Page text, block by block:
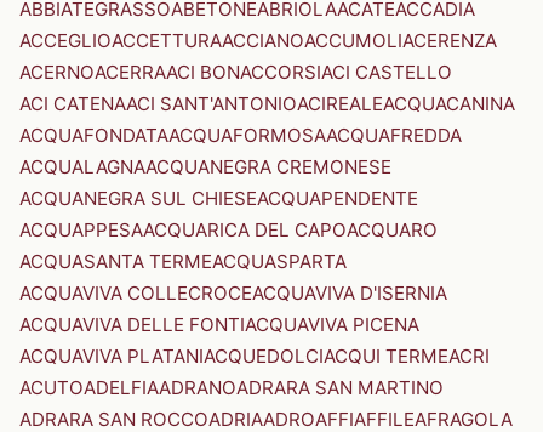
ABBIATEGRASSOABETONEABRIOLAACATEACCADIA
ACCEGLIOACCETTURAACCIANOACCUMOLIACERENZA
ACERNOACERRAACI BONACCORSIACI CASTELLO
ACI CATENAACI SANT'ANTONIOACIREALEACQUACANINA
ACQUAFONDATAACQUAFORMOSAACQUAFREDDA
ACQUALAGNAACQUANEGRA CREMONESE
ACQUANEGRA SUL CHIESEACQUAPENDENTE
ACQUAPPESAACQUARICA DEL CAPOACQUARO
ACQUASANTA TERMEACQUASPARTA
ACQUAVIVA COLLECROCEACQUAVIVA D'ISERNIA
ACQUAVIVA DELLE FONTIACQUAVIVA PICENA
ACQUAVIVA PLATANIACQUEDOLCIACQUI TERMEACRI
ACUTOADELFIAADRANOADRARA SAN MARTINO
ADRARA SAN ROCCOADRIAADROAFFIAFFILEAFRAGOLA